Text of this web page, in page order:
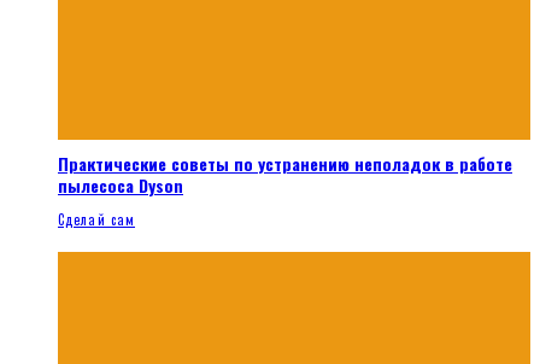
Практические советы по устранению неполадок в работе
пылесоса Dyson
Сделай сам